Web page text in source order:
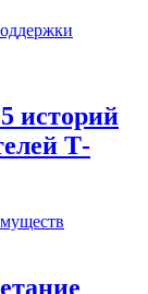
историй
Т-